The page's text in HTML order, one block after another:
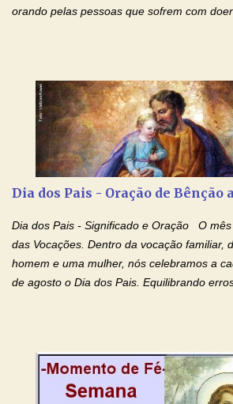
orando pelas pessoas que sofrem com
esta abençoada semana de orações no
Momento de Fé, vamos juntos formar uma
orações com o Padre Marcelo. Não desista
tenha fé, creia firmemente e ore
Kairós aconteça em sua vida. Fique no
Mensagem do Padre Marcelo Rossi por E-
quarta feira, vamos orar pelas pessoas que
doenças do coração, NO SAGRADO
IMACULADO CORAÇÃO DE MAR...
Dia dos Pais - Oração de Bênção
Dia dos Pais - Significado e Oração O
das Vocações. Dentro da vocação familiar,
homem e uma mulher, nós celebramos a
de agosto o Dia dos Pais. Equilibrando
conforto, boa alimentação, educação de
procuram orientá-los para que enfrentem o
alegrias, com seus dissabores.